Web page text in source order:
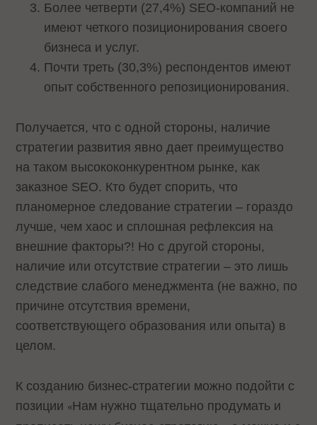
Более четверти (27,4%) SEO-компаний не
имеют четкого позиционирования своего
бизнеса и услуг.
Почти треть (30,3%) респондентов имеют
опыт собственного репозиционирования.
Получается, что с одной стороны, наличие
стратегии развития явно дает преимущество
на таком высококонкурентном рынке, как
заказное SEO. Кто будет спорить, что
планомерное следование стратегии – гораздо
лучше, чем хаос и сплошная рефлексия на
внешние факторы?! Но с другой стороны,
наличие или отсутствие стратегии – это лишь
следствие слабого менеджмента (не важно, по
причине отсутствия времени,
соответствующего образования или опыта) в
целом.
К созданию бизнес-стратегии можно подойти с
позиции «Нам нужно тщательно продумать и